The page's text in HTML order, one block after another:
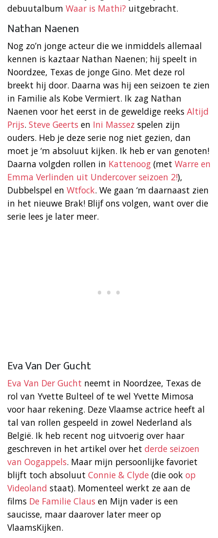
debuutalbum Waar is Mathi? uitgebracht.
Nathan Naenen
Nog zo’n jonge acteur die we inmiddels allemaal
kennen is kaztaar Nathan Naenen; hij speelt in
Noordzee, Texas de jonge Gino. Met deze rol
breekt hij door. Daarna was hij een seizoen te zien
in Familie als Kobe Vermiert. Ik zag Nathan
Naenen voor het eerst in de geweldige reeks Altijd
Prijs. Steve Geerts en Ini Massez spelen zijn
ouders. Heb je deze serie nog niet gezien, dan
moet je ‘m absoluut kijken. Ik heb er van genoten!
Daarna volgden rollen in Kattenoog (met Warre en
Emma Verlinden uit Undercover seizoen 2!),
Dubbelspel en Wtfock. We gaan ‘m daarnaast zien
in het nieuwe Brak! Blijf ons volgen, want over die
serie lees je later meer.
Eva Van Der Gucht
Eva Van Der Gucht neemt in Noordzee, Texas de
rol van Yvette Bulteel of te wel Yvette Mimosa
voor haar rekening. Deze Vlaamse actrice heeft al
tal van rollen gespeeld in zowel Nederland als
België. Ik heb recent nog uitvoerig over haar
geschreven in het artikel over het derde seizoen
van Oogappels. Maar mijn persoonlijke favoriet
blijft toch absoluut Connie & Clyde (die ook op
Videoland staat). Momenteel werkt ze aan de
films De Familie Claus en Mijn vader is een
saucisse, maar daarover later meer op
VlaamsKijken.